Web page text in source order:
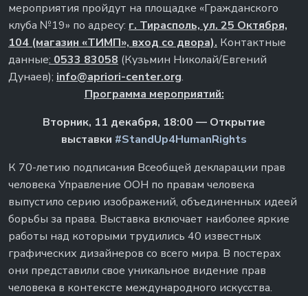
мероприятия пройдут на площадке «Гражданского
клуба №19» по адресу: г. Тирасполь, ул. 25 Октября,
104 (магазин «ТИМП», вход со двора). Контактные
данные: 0533 83058 (Кузьмин Николай/Евгений
Дунаев); info@apriori-center.org.
Программа мероприятий:
Вторник, 11 декабря, 18:00 — Открытие
выставки #StandUp4HumanRights
К 70-летию подписания Всеобщей декларации прав
человека Управление ООН по правам человека
выпустило серию изображений, объединенных идеей
борьбы за права. Выставка включает наиболее яркие
работы над которыми трудились 40 известных
графических дизайнеров со всего мира. В постерах
они представили свое уникальное видение прав
человека в контексте международного искусства.